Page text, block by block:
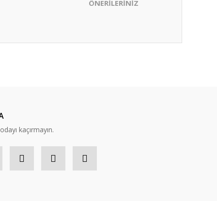
ÖNERİLERİNİZ
kaçırmayın.